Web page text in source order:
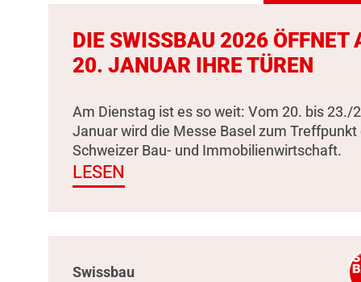
DIE SWISSBAU 2026 ÖFFNET
20. JANUAR IHRE TÜREN
Am Dienstag ist es so weit: Vom 20. bis 23./
Januar wird die Messe Basel zum Treffpunkt
Schweizer Bau- und Immobilienwirtschaft.
LESEN
Swissbau